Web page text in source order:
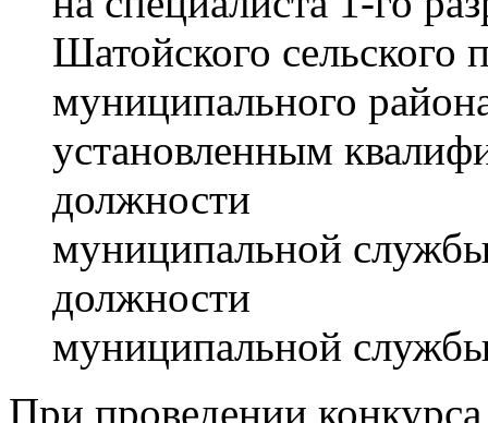
Шатойского сельского
муниципального
установленным
должности
муниципальной
должности
муниципальной
При проведении